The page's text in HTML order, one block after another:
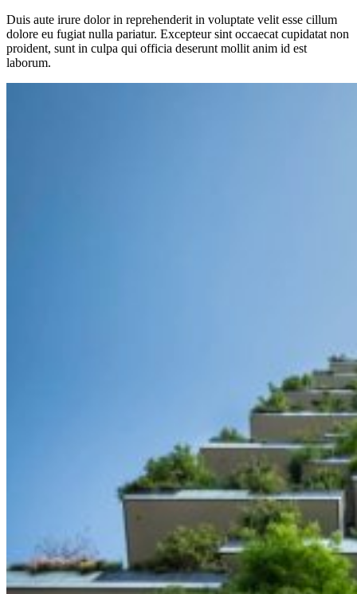
Duis aute irure dolor in reprehenderit in voluptate velit esse cillum
dolore eu fugiat nulla pariatur. Excepteur sint occaecat cupidatat non
proident, sunt in culpa qui officia deserunt mollit anim id est
laborum.